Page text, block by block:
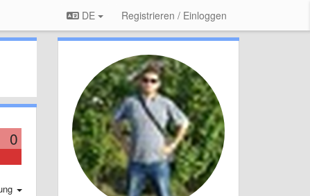
DE Registrieren / Einloggen
0